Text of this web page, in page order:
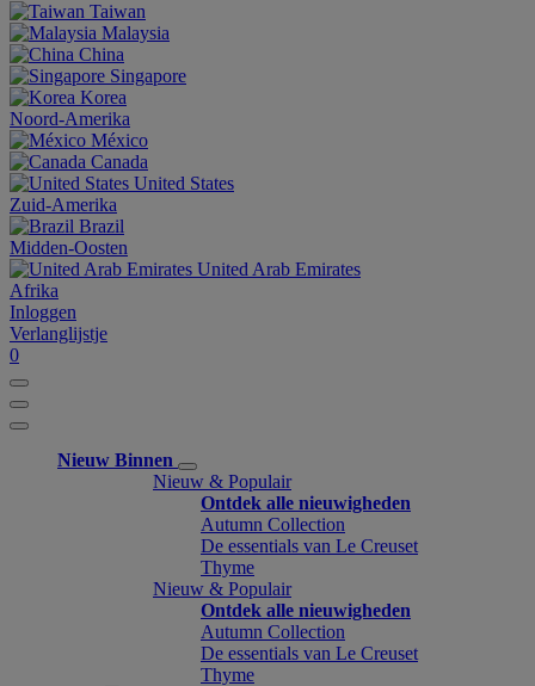
Taiwan
Malaysia
China
Singapore
Korea
Noord-Amerika
México
Canada
United States
Zuid-Amerika
Brazil
Midden-Oosten
United Arab Emirates
Afrika
Inloggen
Verlanglijstje
0
Nieuw Binnen
Nieuw & Populair
Ontdek alle nieuwigheden
Autumn Collection
De essentials van Le Creuset
Thyme
Nieuw & Populair
Ontdek alle nieuwigheden
Autumn Collection
De essentials van Le Creuset
Thyme